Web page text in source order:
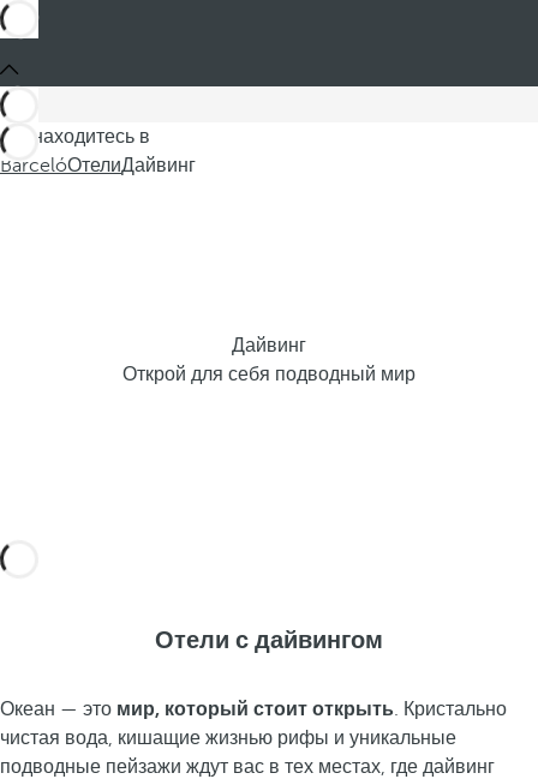
Вы находитесь в
BarcelóОтелиДайвинг
Дайвинг
Открой для себя подводный мир
Отели с дайвингом
Океан — это мир, который стоит открыть. Кристально
чистая вода, кишащие жизнью рифы и уникальные
подводные пейзажи ждут вас в тех местах, где дайвинг